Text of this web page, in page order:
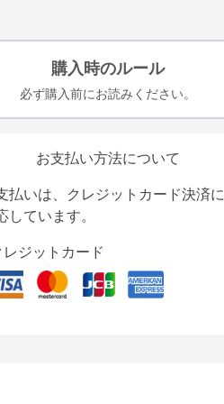
購入時のルール
必ず購入前にお読みください。
お支払い方法について
払いは、クレジットカード決済に
しています。
レジットカード